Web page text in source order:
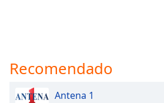
Recomendado
Antena 1